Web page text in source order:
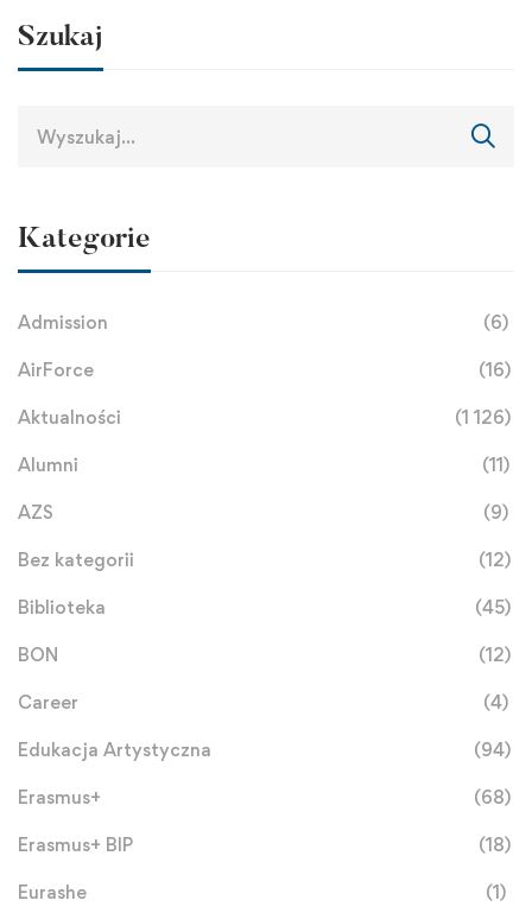
Szukaj
Kategorie
Admission (6)
AirForce (16)
Aktualności (1 126)
Alumni (11)
AZS (9)
Bez kategorii (12)
Biblioteka (45)
BON (12)
Career (4)
Edukacja Artystyczna (94)
Erasmus+ (68)
Erasmus+ BIP (18)
Eurashe (1)